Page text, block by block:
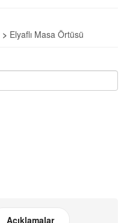
> Elyaflı Masa Örtüsü
Açıklamalar